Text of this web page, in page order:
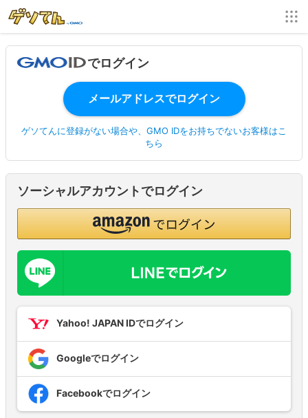
でログイン
ゲソてんに登録がない場合や、GMO IDをお持ちでないお客様はこ
ちら
ソーシャルアカウントでログイン
Yahoo! JAPAN IDでログイン
Googleでログイン
Facebookでログイン